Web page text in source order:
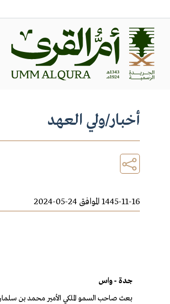
أخبار/ولي العهد
1445-11-16 الموافق 24-05-2024
جدة - واس
بعث صاحب السمو الملكي الأمير محمد بن